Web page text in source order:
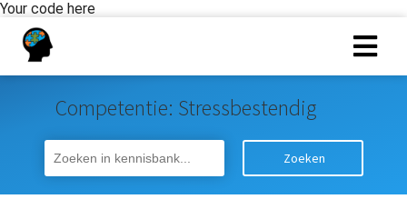
Your code here
Competentie: Stressbestendig
Zoeken